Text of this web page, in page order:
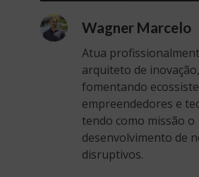
Wagner Marcelo
Atua
arquiteto de
fomentando
empreendedores e
tendo como missão o
desenvolvimento de
disruptivos.